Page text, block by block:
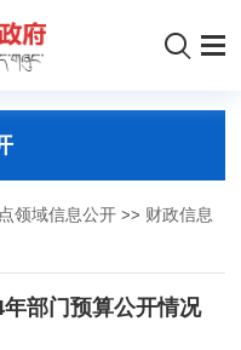
领域信息公开 >> 财政信息
部门预算公开情况